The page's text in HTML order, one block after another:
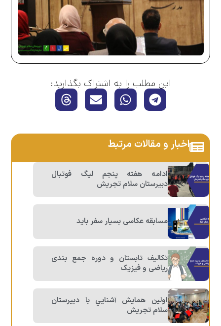
این مطلب را به اشتراک بگذارید:
اخبار و مقالات مرتبط
ادامه هفته پنجم ليگ فوتبال
دبيرستان سلام تجريش
مسابقه عکاسی بسیار سفر باید
تکالیف تابستان و دوره جمع بندی
ریاضی و فیزیک
اولين همايش آشنايي با دبيرستان
سلام تجريش